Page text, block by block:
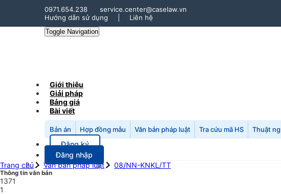
0971.654.238
service.center@caselaw.vn
Hướng dẫn sử dụng
Liên hệ
Toggle Navigation
Giới thiệu
Giải pháp
Bảng giá
Bài viết
Bản án Hợp đồng mẫu Văn bản pháp luật Tra cứu mã HS Thuật
Đăng ký
Đăng nhập
Trang chủ
Văn bản pháp luật 08/NN-KNKL/TT
Thông tin văn bản
1371
1